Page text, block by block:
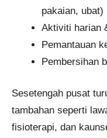
pakaian, ubat)
Aktiviti harian
Pemantauan
Pembersihan
Sesetengah pusat
tambahan seperti
fisioterapi, dan